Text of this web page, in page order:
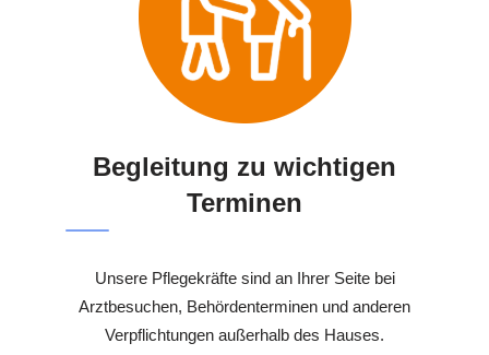
Begleitung zu wichtigen
Terminen
Unsere Pflegekräfte sind an Ihrer Seite bei
Arztbesuchen, Behördenterminen und anderen
Verpflichtungen außerhalb des Hauses.